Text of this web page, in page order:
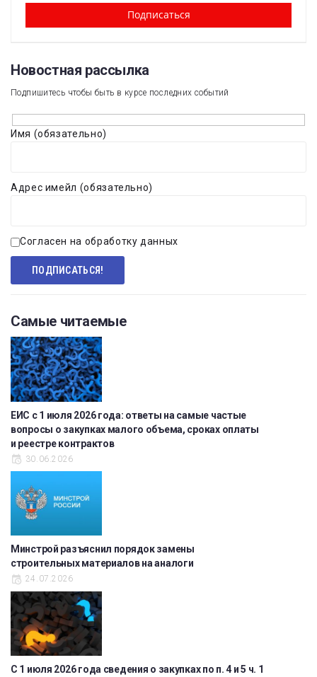
Новостная рассылка​
Подпишитесь чтобы быть в курсе последних событий
Имя (обязательно)
Адрес имейл (обязательно)
Согласен на обработку данных
Самые читаемые
ЕИС с 1 июля 2026 года: ответы на самые частые
вопросы о закупках малого объема, сроках оплаты
и реестре контрактов
30.06.2026
Минстрой разъяснил порядок замены
строительных материалов на аналоги
24.07.2026
С 1 июля 2026 года сведения о закупках по п. 4 и 5 ч. 1